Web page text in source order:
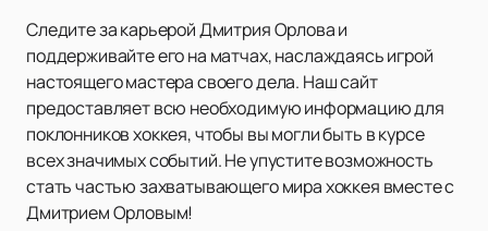
Следите за карьерой Дмитрия Орлова и
поддерживайте его на матчах, наслаждаясь игрой
настоящего мастера своего дела. Наш сайт
предоставляет всю необходимую информацию для
поклонников хоккея, чтобы вы могли быть в курсе
всех значимых событий. Не упустите возможность
стать частью захватывающего мира хоккея вместе с
Дмитрием Орловым!